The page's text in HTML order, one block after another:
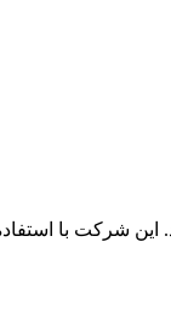
و رنگ های متنوع آغاز